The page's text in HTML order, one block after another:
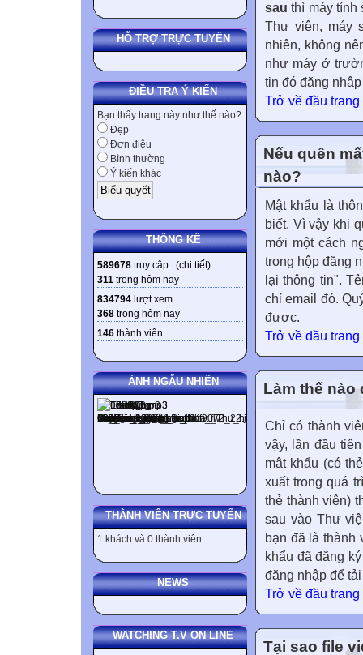
HỖ TRỢ TRỰC TUYẾN
ĐIỀU TRA Ý KIẾN
Bạn thấy trang này như thế nào?
Đẹp
Đơn điệu
Bình thường
Ý kiến khác
THỐNG KÊ
589678 truy cập (chi tiết)
311 trong hôm nay
834794 lượt xem
368 trong hôm nay
146 thành viên
ẢNH NGẪU NHIÊN
THÀNH VIÊN TRỰC TUYẾN
1 khách và 0 thành viên
NEWS
WATCHING T.V ON LINE
sau thì máy tính
Thư viện, máy
nhiên, không
như máy ở
tin đó đăng
Trở về đầu trang
Nếu quên
nào?
Mật khẩu là
biết. Vì vậy khi
mới một cách
trong hộp đăng
lại thông tin".
chỉ email đó.
được.
Trở về đầu trang
Làm thế nào
Chỉ có thành
vậy, lần đầu
mật khẩu (có
xuất trong quá
thẻ thành viên)
sau vào Thư
bạn đã là thành
khẩu đã đăng
đăng nhập để
Trở về đầu trang
Tại sao file